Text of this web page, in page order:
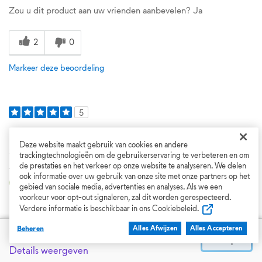
Zou u dit product aan uw vrienden aanbevelen? Ja
2 0
Markeer deze beoordeling
5
2 maanden geleden
Jason
Geverifieerd
Dell campagne
I have been very impressed with this Alienware 15 Gaming
Laptop. I primarily use it for gaming, streaming videos, browsing
the web, and some school/work tasks, and it handles everything
smoothly. The performance is excellent, with fast load times and
Prijs van Dell
€ 999,00
Details weergeven
Deze website maakt gebruik van cookies en andere
trackingtechnologieën om de gebruikerservaring te verbeteren en om
de prestaties en het verkeer op onze website te analyseren. We delen
ook informatie over uw gebruik van onze site met onze partners op het
gebied van sociale media, advertenties en analyses. Als we een
voorkeur voor opt-out signaleren, zal dit worden gerespecteerd.
Verdere informatie is beschikbaar in ons Cookiebeleid.
Beheren Alles Afwijzen Alles Accepteren